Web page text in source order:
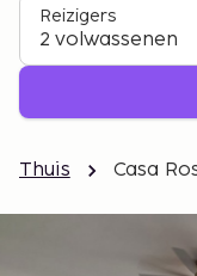
Reizigers
2 volwassenen
Thuis Casa